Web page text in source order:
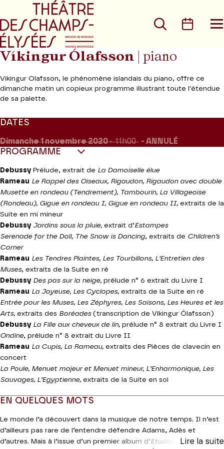
Aller au menu principal
Rechercher
Víkingur Ólafsson | piano
Vikingur Olafsson, le phénomène islandais du piano, offre ce
dimanche matin un copieux programme illustrant toute l'étendue
de sa palette.
DATES
Dimanche 1novembre 2020- 11h00 ANNULÉ
PROGRAMME
Debussy Prélude, extrait de La Damoiselle élue
Rameau Le Rappel des Oiseaux, Rigaudon, Rigaudon avec double
Musette en rondeau (Tendrement), Tambourin, La Villageoise
(Rondeau), Gigue en rondeau I, Gigue en rondeau II, extraits de la
Suite en mi mineur
Debussy Jardins sous la pluie, extrait d’Estampes
Serenade for the Doll, The Snow is Dancing, extraits de Children’s
Corner
Rameau Les Tendres Plaintes, Les Tourbillons, L’Entretien des
Muses, extraits de la Suite en ré
Debussy Des pas sur la neige, prélude n° 6 extrait du Livre I
Rameau La Joyeuse, Les Cyclopes, extraits de la Suite en ré
Entrée pour les Muses, Les Zéphyres, Les Saisons, Les Heures et les
Arts, extraits des Boréades(transcription de Víkingur Ólafsson)
Debussy La Fille aux cheveux de lin, prélude n° 8 extrait du Livre I
Ondine, prélude n° 8 extrait du Livre II
Rameau La Cupis, La Rameau, extraits des Pièces de clavecin en
concert
La Poule, Menuet majeur et Menuet mineur, L’Enharmonique, Les
Sauvages, L’Egyptienne, extraits de la Suite en sol
EN QUELQUES MOTS
Le monde l’a découvert dans la musique de notre temps. Il n’est
d’ailleurs pas rare de l’entendre défendre Adams, Adès et
d’autres. Mais à l’issue d’un premier album d’Etudes
de Glass sous
Lire la suite